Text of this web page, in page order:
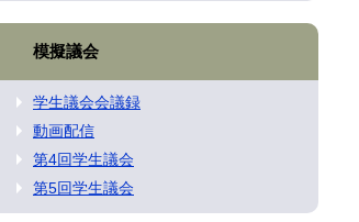
模擬議会
学生議会会議録
動画配信
第4回学生議会
第5回学生議会